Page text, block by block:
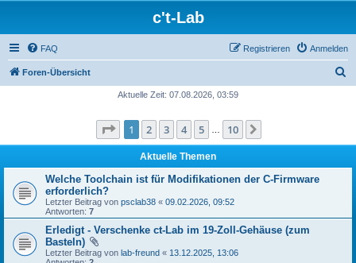
c't-Lab
FAQ Anmelden
Registrieren
Foren-Übersicht
e
Aktuelle Zeit: 07.08.2026, 03:59
Seite 1von 10
1 2 3 4 5 10
Aktuelle Themen
Welche Toolchain ist für Modifikationen der C-Firmware
erforderlich?
Letzter Beitrag von psclab38 « 09.02.2026, 09:52
Antworten: 7
Erledigt - Verschenke ct-Lab im 19-Zoll-Gehäuse (zum
Basteln)
Letzter Beitrag von lab-freund « 13.12.2025, 13:06